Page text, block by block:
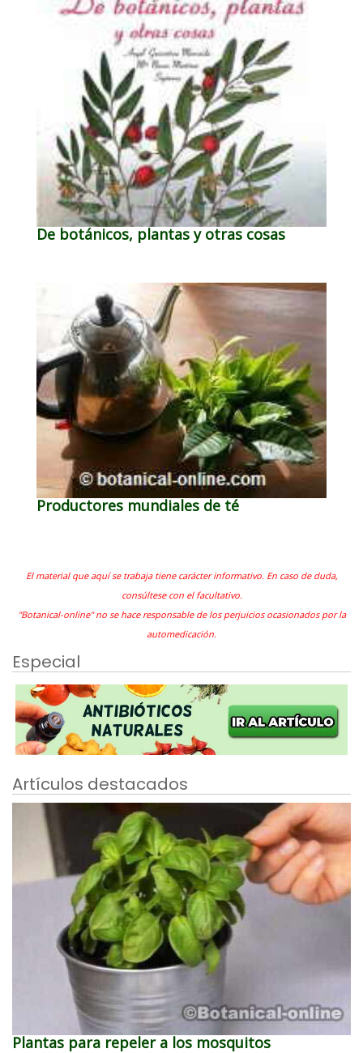
De botánicos, plantas y otras cosas
Productores mundiales de té
El material que aquí se trabaja tiene carácter informativo. En caso de duda,
consúltese con el facultativo.
"Botanical-online" no se hace responsable de los perjuicios ocasionados por la
automedicación.
Especial
Artículos destacados
Plantas para repeler a los mosquitos